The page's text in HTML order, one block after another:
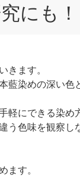
も！
きます。
藍染めの深い色
軽にできる染め
う色味を観察し
ます。